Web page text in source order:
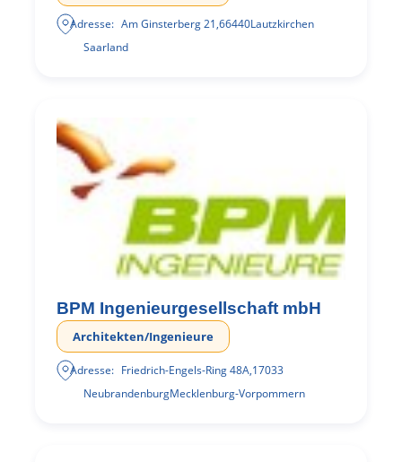
Adresse: Am Ginsterberg 21,66440Lautzkirchen
Saarland
BPM Ingenieurgesellschaft mbH
Architekten/Ingenieure
Adresse: Friedrich-Engels-Ring 48A,17033
NeubrandenburgMecklenburg-Vorpommern